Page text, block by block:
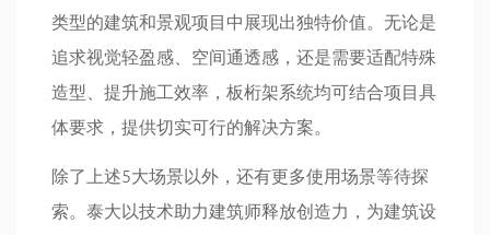
类型的建筑和景观项目中展现出独特价值。无论是
追求视觉轻盈感、空间通透感，还是需要适配特殊
造型、提升施工效率，板桁架系统均可结合项目具
体要求，提供切实可行的解决方案。
除了上述5大场景以外，还有更多使用场景等待探
索。泰大以技术助力建筑师释放创造力，为建筑设